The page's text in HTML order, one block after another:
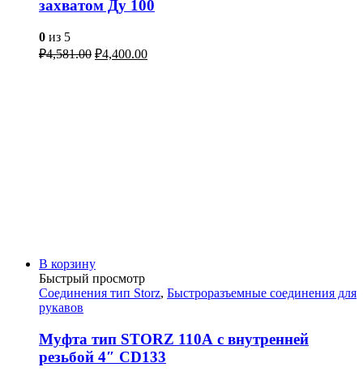
захватом Ду 100
0 из 5
₽4,581.00 ₽4,400.00
В корзину
Быстрый просмотр
Соединения тип Storz, Быстроразъемные соединения для
рукавов
Муфта тип STORZ 110А с внутренней
резьбой 4″ CD133